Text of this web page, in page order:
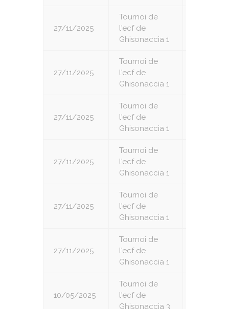
27/11/2025
Tournoi de
l'ecf de
Ghisonaccia 1
27/11/2025
Tournoi de
l'ecf de
Ghisonaccia 1
27/11/2025
Tournoi de
l'ecf de
Ghisonaccia 1
27/11/2025
Tournoi de
l'ecf de
Ghisonaccia 1
27/11/2025
Tournoi de
l'ecf de
Ghisonaccia 1
27/11/2025
Tournoi de
l'ecf de
Ghisonaccia 1
10/05/2025
Tournoi de
l'ecf de
Ghisonaccia 3